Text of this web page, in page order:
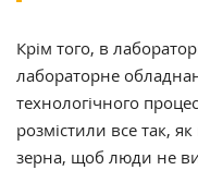
Крім того, в
лабораторне
технологічного
розмістили все так,
зерна, щоб люди не